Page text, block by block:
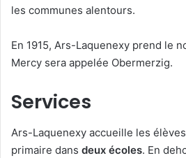
les communes alentours.
En 1915, Ars-Laquenexy prend le
Mercy sera appelée Obermerzig.
Services
Ars-Laquenexy accueille les
primaire dans deux écoles. En